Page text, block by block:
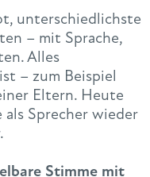
unterschiedlichste
– mit Sprache,
Alles
– zum Beispiel
Eltern. Heute
als Sprecher wieder
Stimme mit